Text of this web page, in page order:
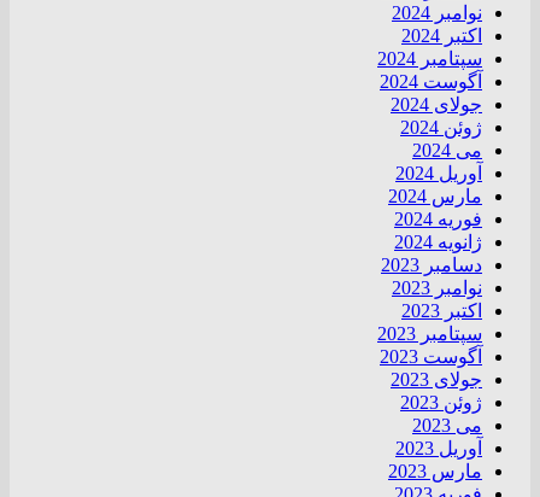
نوامبر 2024
اکتبر 2024
سپتامبر 2024
آگوست 2024
جولای 2024
ژوئن 2024
می 2024
آوریل 2024
مارس 2024
فوریه 2024
ژانویه 2024
دسامبر 2023
نوامبر 2023
اکتبر 2023
سپتامبر 2023
آگوست 2023
جولای 2023
ژوئن 2023
می 2023
آوریل 2023
مارس 2023